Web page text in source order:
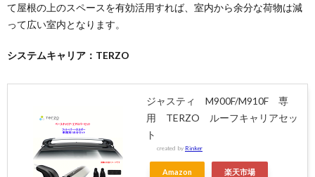
て屋根の上のスペースを有効活用すれば、室内から余分な荷物は減
って広い室内となります。
システムキャリア：TERZO
ジャスティ M900F/M910F 専
用 TERZO ルーフキャリアセッ
ト
created by Rinker
Amazon 楽天市場